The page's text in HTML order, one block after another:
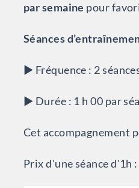
par semaine pour
Séances
▶︎ Fréquence : 2
▶︎ Durée : 1 h 00 par
Cet accompagnement
Prix d'une séance d'1h